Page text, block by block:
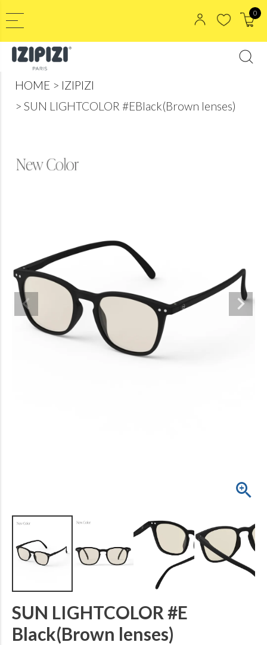
0
HOME
IZIPIZI
SUN LIGHTCOLOR #EBlack(Brown lenses)
SUN LIGHTCOLOR #E
Black(Brown lenses)